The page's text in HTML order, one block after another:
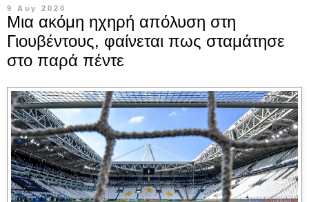
9 Αυγ 2020
Μια ακόμη ηχηρή απόλυση στη
Γιουβέντους, φαίνεται πως σταμάτησε
στο παρά πέντε